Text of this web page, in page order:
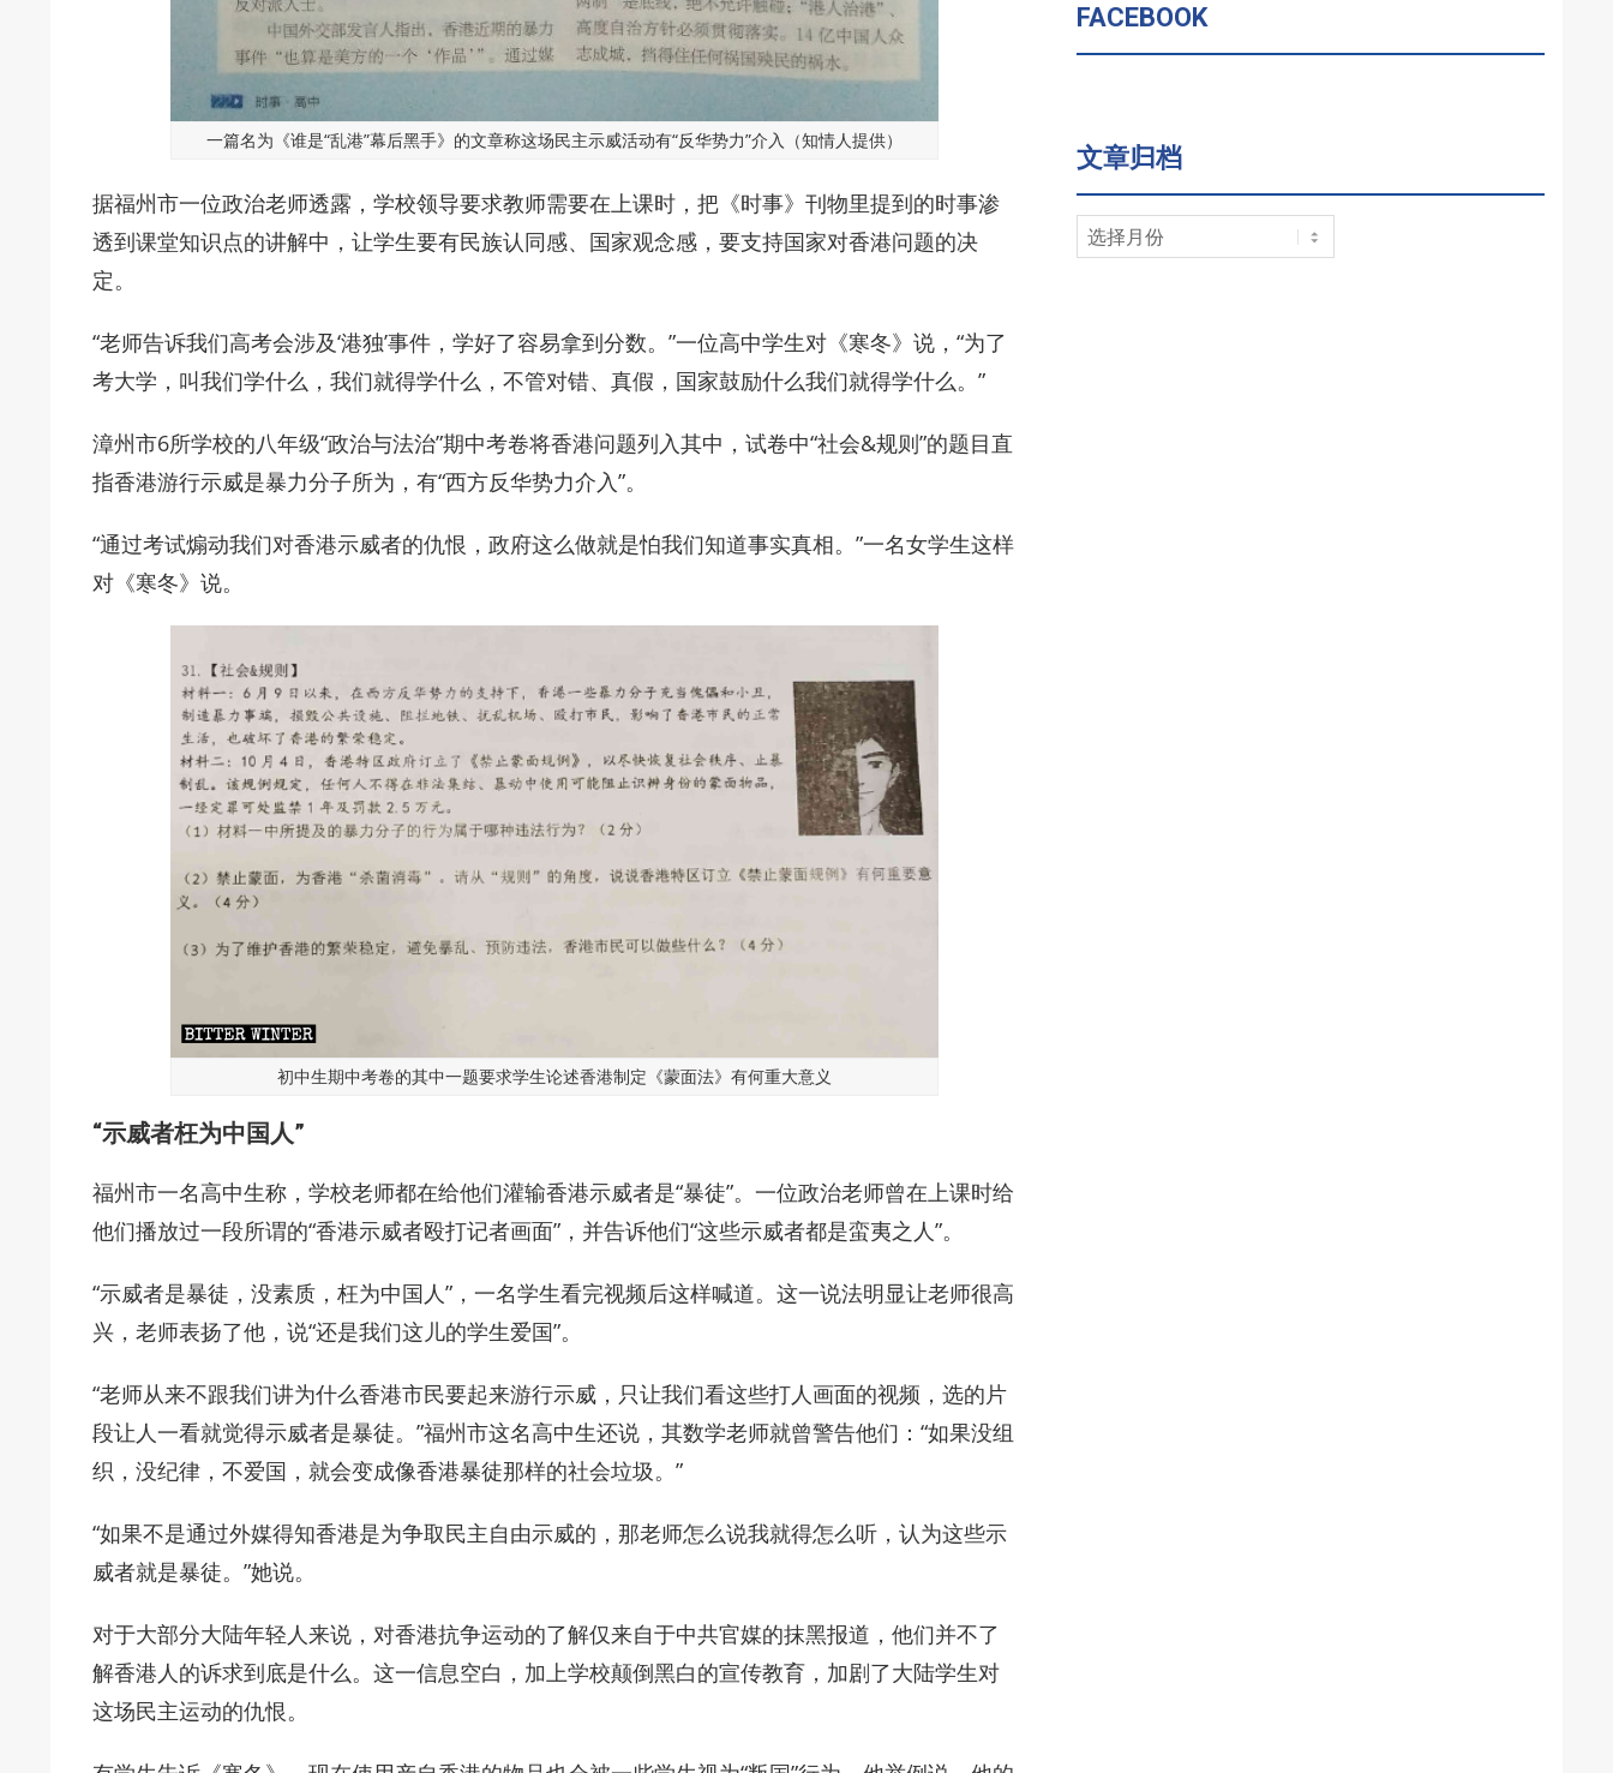
一篇名为《谁是“乱港”幕后黑手》的文章称这场民主示威活动有“反华势力”介入（知情人提供）
据福州市一位政治老师透露，学校领导要求教师需要在上课时，把《时事》刊物里提到的时事渗
透到课堂知识点的讲解中，让学生要有民族认同感、国家观念感，要支持国家对香港问题的决
定。
“老师告诉我们高考会涉及‘港独’事件，学好了容易拿到分数。”一位高中学生对《寒冬》说，“为了
考大学，叫我们学什么，我们就得学什么，不管对错、真假，国家鼓励什么我们就得学什么。”
漳州市6所学校的八年级“政治与法治”期中考卷将香港问题列入其中，试卷中“社会&规则”的题目直
指香港游行示威是暴力分子所为，有“西方反华势力介入”。
“通过考试煽动我们对香港示威者的仇恨，政府这么做就是怕我们知道事实真相。”一名女学生这样
对《寒冬》说。
初中生期中考卷的其中一题要求学生论述香港制定《蒙面法》有何重大意义
“示威者枉为中国人”
福州市一名高中生称，学校老师都在给他们灌输香港示威者是“暴徒”。一位政治老师曾在上课时给
他们播放过一段所谓的“香港示威者殴打记者画面”，并告诉他们“这些示威者都是蛮夷之人”。
“示威者是暴徒，没素质，枉为中国人”，一名学生看完视频后这样喊道。这一说法明显让老师很高
兴，老师表扬了他，说“还是我们这儿的学生爱国”。
“老师从来不跟我们讲为什么香港市民要起来游行示威，只让我们看这些打人画面的视频，选的片
段让人一看就觉得示威者是暴徒。”福州市这名高中生还说，其数学老师就曾警告他们：“如果没组
织，没纪律，不爱国，就会变成像香港暴徒那样的社会垃圾。”
“如果不是通过外媒得知香港是为争取民主自由示威的，那老师怎么说我就得怎么听，认为这些示
威者就是暴徒。”她说。
对于大部分大陆年轻人来说，对香港抗争运动的了解仅来自于中共官媒的抹黑报道，他们并不了
解香港人的诉求到底是什么。这一信息空白，加上学校颠倒黑白的宣传教育，加剧了大陆学生对
这场民主运动的仇恨。
FACEBOOK
文章归档
文
章